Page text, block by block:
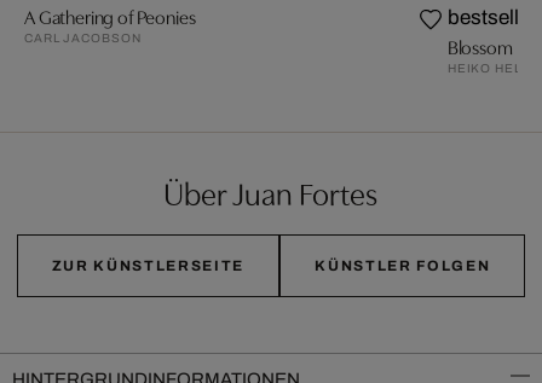
A Gathering of Peonies
CARL JACOBSON
bestseller
Blossom III
HEIKO
Über Juan Fortes
ZUR KÜNSTLERSEITE KÜNSTLER FOLGEN
HINTERGRUNDINFORMATIONEN